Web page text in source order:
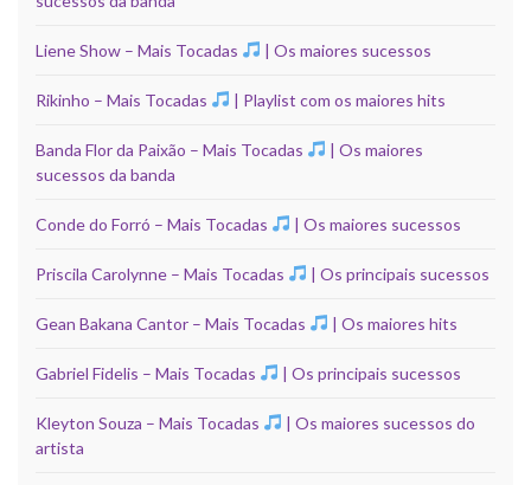
Liene Show – Mais Tocadas | Os maiores sucessos
Rikinho – Mais Tocadas | Playlist com os maiores hits
Banda Flor da Paixão – Mais Tocadas
| Os maiores
sucessos da banda
Conde do Forró – Mais Tocadas | Os maiores sucessos
Priscila Carolynne – Mais Tocadas | Os principais sucessos
Gean Bakana Cantor – Mais Tocadas | Os maiores hits
Gabriel Fidelis – Mais Tocadas | Os principais sucessos
Kleyton Souza – Mais Tocadas
| Os maiores sucessos do
artista